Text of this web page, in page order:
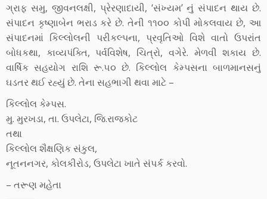
ગ્રાફ સમુ, જીવનલક્ષી, પ્રેરણાદાયી, ‘સંખ્યમ’ નું સંપાદન થાય છે.
સંપાદન કૃષ્ણાબેન ભરાડ કરે છે. તેની ૧૧૦૦ કોપી મોકલવાય છે, આ
સંપાદનમાં કિલ્લોલની પરીકલ્પના, પ્રવૃતિઓ વિશે વાતો ઉપરાંત
બોધકથા, કાવ્યપંક્તિ, પર્વવિશેષ, ચિત્રો, વગેરે. મેળવી શકાય છે.
વાર્ષિક સહયોગ રાશિ રૂ.૫૦ છે. કિલ્લોલ કેમ્પસના બાળમાનસનું
ઘડતર થઈ રહ્યું છે. તેના સહભાગી થવા માટે –
કિલ્લોલ કેમ્પસ.
મુ. મુરખડા, તા. ઉપલેટા, જિ.રાજકોટ
તથા
કિલ્લોલ શૈક્ષણિક સંકુલ,
નૂતનનગર, કોલકીરોડ, ઉપલેટા ખાતે સંપર્ક કરવો.
– તરૂણ મહેતા